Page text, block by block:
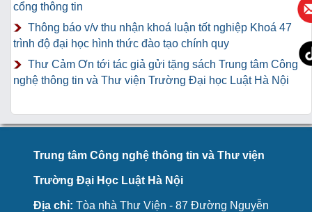
cổng thông tin
Thông báo v/v thu nhận khoá luận tốt nghiệp Khoá 47
trình độ đại học hình thức đào tạo chính quy
Thư Cảm Ơn tới tác giả gửi tặng sách Trung tâm Công
nghệ thông tin và Thư viện Trường Đại học Luật Hà Nội
Trung tâm Công nghệ thông tin và Thư viện
Trường Đại Học Luật Hà Nội
Địa chỉ: Tòa nhà Thư Viện - 87 Đường Nguyễn